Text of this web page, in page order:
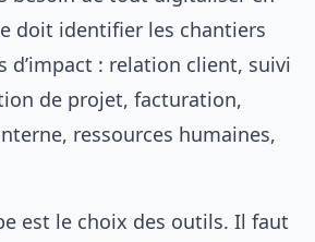
doit identifier les chantiers
d’impact : relation client, suivi
de projet, facturation,
ressources humaines,
est le choix des outils. Il faut